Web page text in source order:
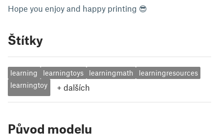
Hope you enjoy and happy printing 😎
Štítky
learning learningtoys learningmath
learningresources
learningtoy
+ dalších
Původ modelu